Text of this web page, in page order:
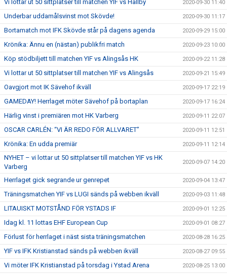
Vi lottar ut 50 sittplatser till matchen YIF vs Hallby 2020-09-30 11:40
Underbar uddamålsvinst mot Skövde! 2020-09-30 11:17
Bortamatch mot IFK Skövde står på dagens agenda 2020-09-29 15:00
Krönika: Ännu en (nästan) publikfri match 2020-09-23 10:00
Köp stödbiljett till matchen YIF vs Alingsås HK 2020-09-22 11:28
Vi lottar ut 50 sittplatser till matchen YIF vs Alingsås 2020-09-21 15:49
Oavgjort mot IK Sävehof ikväll 2020-09-17 22:19
GAMEDAY! Herrlaget möter Sävehof på bortaplan 2020-09-17 16:24
Härlig vinst i premiären mot HK Varberg 2020-09-11 22:07
OSCAR CARLÉN: “VI ÄR REDO FÖR ALLVARET” 2020-09-11 12:51
Krönika: En udda premiär 2020-09-11 12:14
NYHET – vi lottar ut 50 sittplatser till matchen YIF vs HK
Varberg
2020-09-07 14:20
Herrlaget gick segrande ur genrepet 2020-09-04 13:47
Träningsmatchen YIF vs LUGI sänds på webben ikväll 2020-09-03 11:48
LITAUISKT MOTSTÅND FÖR YSTADS IF 2020-09-01 12:25
Idag kl. 11 lottas EHF European Cup 2020-09-01 08:27
Förlust för herrlaget i näst sista träningsmatchen 2020-08-28 16:25
YIF vs IFK Kristianstad sänds på webben ikväll 2020-08-27 09:55
Vi möter IFK Kristianstad på torsdag i Ystad Arena 2020-08-25 13:00